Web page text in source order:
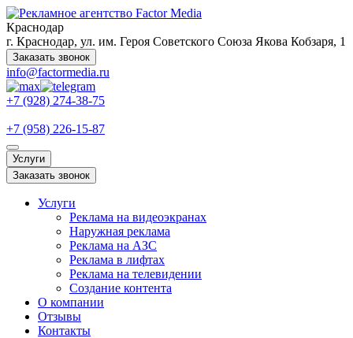
Краснодар
г. Краснодар, ул. им. Героя Советского Союза Якова Кобзаря, 1
Заказать звонок
info@factormedia.ru
+7 (928) 274-38-75
+7 (958) 226-15-87
Услуги
Заказать звонок
Услуги
Реклама на видеоэкранах
Наружная реклама
Реклама на АЗС
Реклама в лифтах
Реклама на телевидении
Создание контента
О компании
Отзывы
Контакты